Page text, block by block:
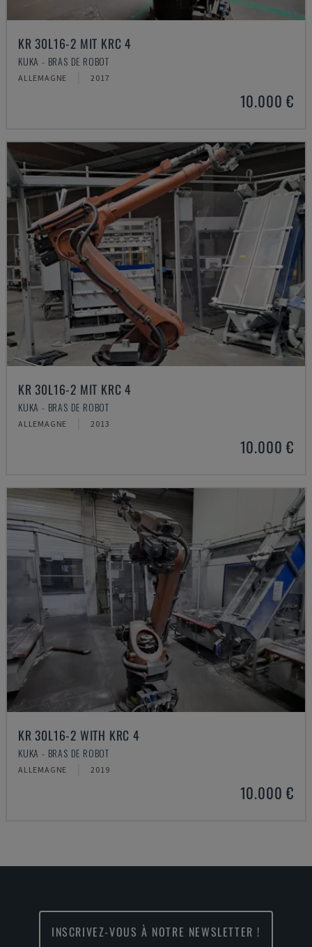
KR 30L16-2 MIT KRC 4
KUKA - BRAS DE ROBOT
ALLEMAGNE 2017
10.000 €
KR 30L16-2 MIT KRC 4
KUKA - BRAS DE ROBOT
ALLEMAGNE 2013
10.000 €
KR 30L16-2 WITH KRC 4
KUKA - BRAS DE ROBOT
ALLEMAGNE 2019
10.000 €
INSCRIVEZ-VOUS À NOTRE NEWSLETTER !